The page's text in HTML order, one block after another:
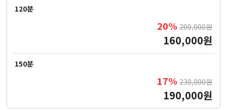
120분
20% 200,000원
160,000원
150분
17% 230,000원
190,000원